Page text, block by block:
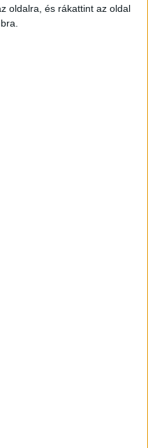
oldalra, és rákattint az oldal
hírportálja.